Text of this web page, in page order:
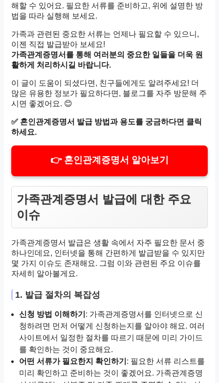
해할 수 있어요. 필요한 서류를 준비하고, 위에 설명한 방
법을 따라 실행해 보세요.
가족과 관련된 중요한 서류는 언제나 필요할 수 있으니,
이젠 직접 발급받아 보세요!
가족관계증명서를 통해 여러분의 중요한 일들을 더욱 원
활하게 처리하시길 바랍니다.
이 글이 도움이 되셨다면, 친구들에게도 알려주세요! 더
많은 유용한 정보가 필요하다면, 블로그를 자주 방문해 주
시면 좋겠어요. 😊
✅ 혼인관계증명서 발급 방법과 용도를 궁금하다면 클릭
하세요.
👉 혼인관계증명서 알아보기
가족관계증명서 발급에 대한 주요
이슈
가족관계증명서 발급은 생활 속에서 자주 필요한 문서 중
하나인데요, 인터넷을 통해 간편하게 발급받을 수 있지만
몇 가지 이슈도 존재해요. 그럼 이와 관련된 주요 이슈를
자세히 알아볼게요.
1. 발급 절차의 복잡성
신청 방법 이해하기 : 가족관계증명서를 인터넷으로 신
청하려면 먼저 어떻게 신청하는지를 알아야 해요. 여러
사이트에서 일정한 절차를 따르기 때문에 미리 가이드
를 확인하는 것이 중요해요.
어떤 서류가 필요한지 확인하기 : 필요한 서류 리스트를
미리 확인하고 준비하는 것이 좋겠어요. 가족관계증명